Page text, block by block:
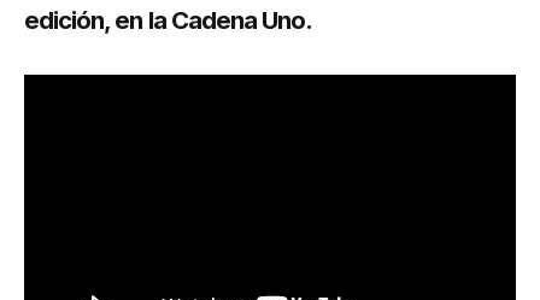
edición, en la Cadena Uno.